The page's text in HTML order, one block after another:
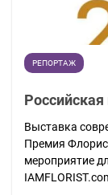
РЕПОРТАЖ
Выставка
Премия
мероприятие